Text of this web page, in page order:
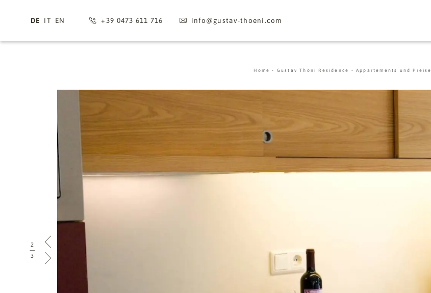
DE IT EN +39 0473 611 716 info@gustav-thoeni.com
Home- Gustav Thöni Residence - Appartements und Preise
2
3